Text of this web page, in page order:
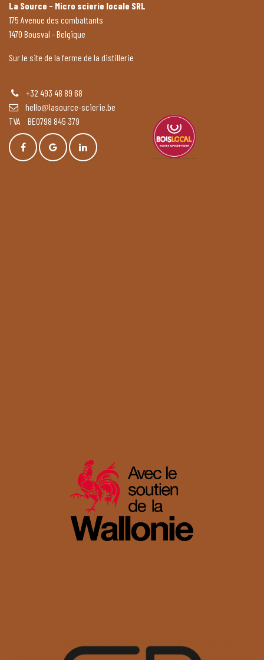
La Source - Micro scierie locale SRL
175 Avenue des combattants
1470 Bousval - Belgique
Sur le site de la ferme de la distillerie
+32 493 48 89 68
hello@lasource-scierie.be
TVA BE0798 845 379